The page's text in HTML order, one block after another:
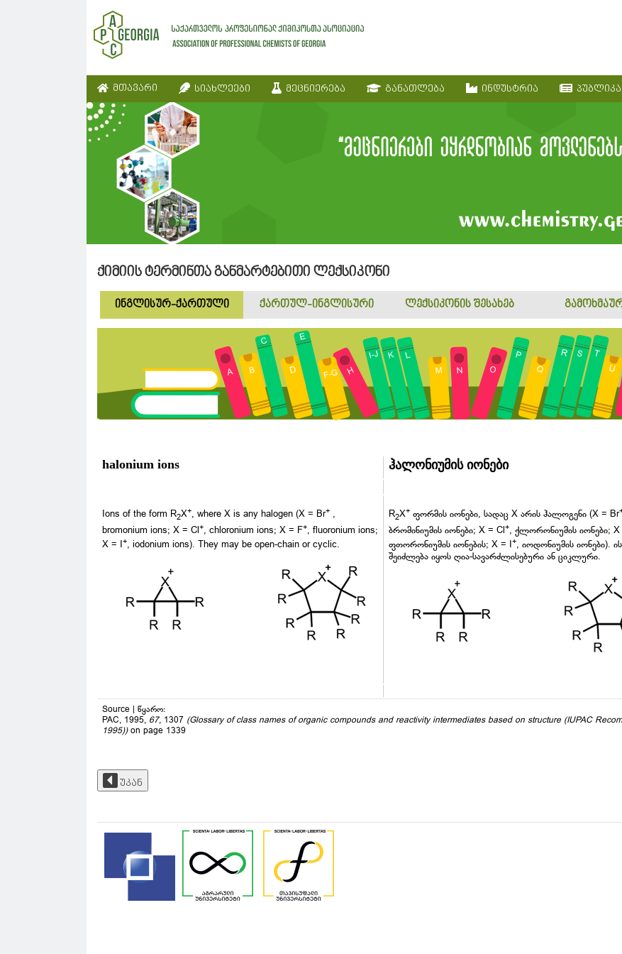
მთავარი სიახლეები მეცნიერება განათლება ინდუსტრია
ქიმიის ტერმინთა განმარტებითი ლექსიკონი
ინგლისურ-ქართული ქართულ-ინგლისური ლექსიკონის შესახებ
halonium ions ჰალონიუმის იონები
Ions of the form R2X+, where X is any halogen (X = Br+ ,
bromonium ions; X = Cl+, chloronium ions; X = F+, fluoronium ions;
X = I+, iodonium ions). They may be open-chain or cyclic.
R2X+ ფორმის იონები, სადაც X არის ჰალოგენი (X = Br
ბრომინიუმის იონები; X = Cl+, ქლორონიუმის იონები; X
ფთორონიუმის იონების; X = I+, იოდონიუმის იონები).
შეიძლება იყოს ღია-სავარძლისებური ან ციკლური.
Source | წყარო:
PAC, 1995, 67, 1307 (Glossary of class names of organic compounds and reactivity intermediates based on structure (IUPAC
1995)) on page 1339
უკან